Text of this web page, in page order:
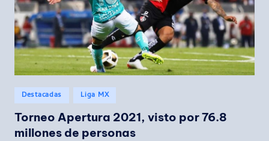
Publicado
en
Destacadas Liga MX
Torneo Apertura 2021, visto por 76.8
millones de personas